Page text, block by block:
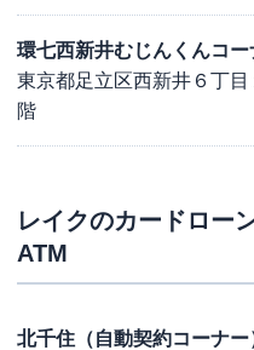
環七西新井むじんくんコー
東京都足立区西新井６丁目
階
レイクのカードロー
ATM
北千住（自動契約コーナー